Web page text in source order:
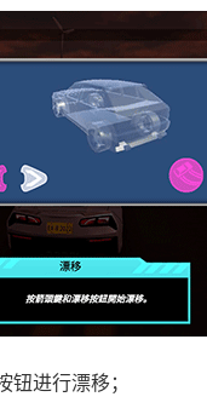
进行漂移；